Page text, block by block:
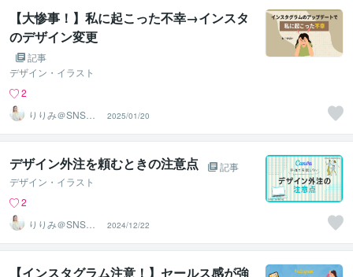
【大惨事！】私に起こった不幸→インスタ
のデザイン変更
記事
デザイン・イラスト
2
りりみ＠SNSイ
ンスタ運用
2025/01/20
デザイン外注を頼むときの注意点
記事
デザイン・イラスト
2
りりみ＠SNSイ
ンスタ運用
2024/12/22
【インスタグラム注意！】セールス感が強